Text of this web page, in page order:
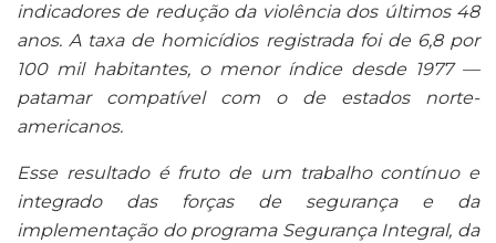
indicadores de redução da violência dos últimos 48
anos. A taxa de homicídios registrada foi de 6,8 por
100 mil habitantes, o menor índice desde 1977 —
patamar compatível com o de estados norte-
americanos.
Esse resultado é fruto de um trabalho contínuo e
integrado das forças de segurança e da
implementação do programa Segurança Integral, da